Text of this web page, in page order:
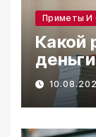
Приметы И
Какой